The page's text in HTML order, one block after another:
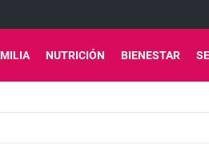
NUTRICIÓN BIENESTAR